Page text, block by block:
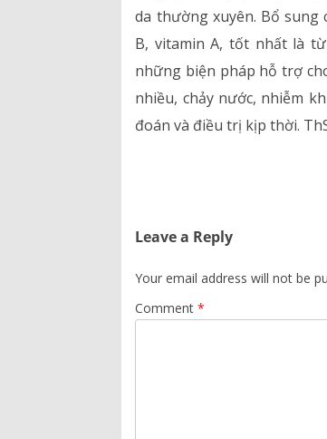
da thường xuyên. Bổ sung
B, vitamin A, tốt nhất là
những biện pháp hỗ trợ
nhiều, chảy nước, nhiễm
đoán và điều trị kịp thời.
Leave a Reply
Your email address will not be
Comment*